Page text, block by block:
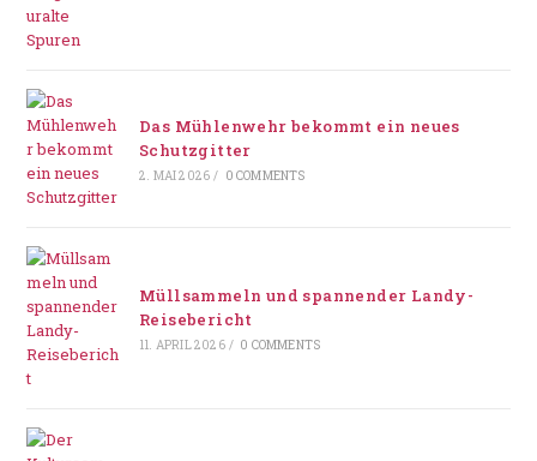
Das Mühlenwehr bekommt ein neues
Schutzgitter
2. MAI 2026 / 0 COMMENTS
Müllsammeln und spannender Landy-
Reisebericht
11. APRIL 2026 / 0 COMMENTS